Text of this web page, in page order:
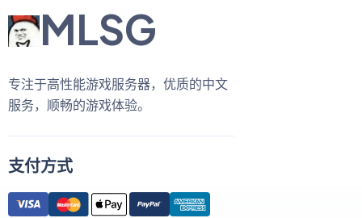
MLSG
专注于高性能游戏服务器，优质的中文
服务，顺畅的游戏体验。
支付方式